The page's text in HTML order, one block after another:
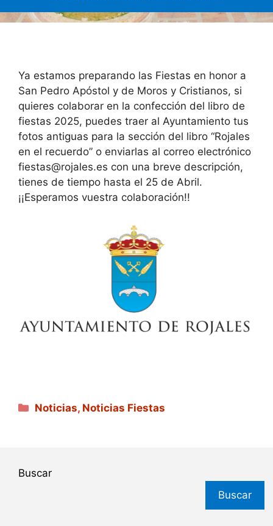
Ya estamos preparando las Fiestas en honor a
San Pedro Apóstol y de Moros y Cristianos, si
quieres colaborar en la confección del libro de
fiestas 2025, puedes traer al Ayuntamiento tus
fotos antiguas para la sección del libro “Rojales
en el recuerdo” o enviarlas al correo electrónico
fiestas@rojales.es con una breve descripción,
tienes de tiempo hasta el 25 de Abril.
¡¡Esperamos vuestra colaboración!!
Categorías
Noticias, Noticias Fiestas
Buscar
Buscar